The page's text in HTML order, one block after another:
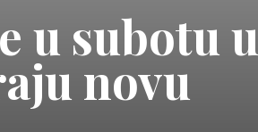
u subotu u
novu